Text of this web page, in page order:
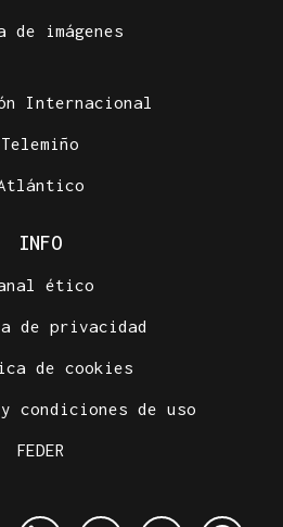
de imágenes
Internacional
Telemiño
INFO
ético
de privacidad
de cookies
condiciones de uso
FEDER